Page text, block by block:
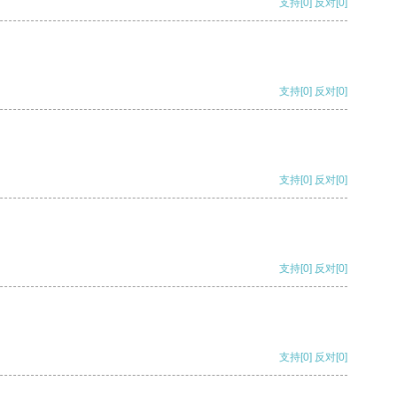
支持[0] 反对[0]
支持[0] 反对[0]
支持[0] 反对[0]
支持[0] 反对[0]
支持[0] 反对[0]